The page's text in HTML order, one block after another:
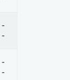
-
-
-
-